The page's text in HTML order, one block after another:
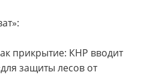
прикрытие: КНР вводит
защиты лесов от